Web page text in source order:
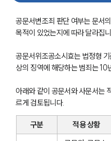
공문서변조죄 판단 여부는 문서
목적이 있었는지에 따라 달라집
공문서위조공소시효는 법정형
상의 징역에 해당하는 범죄는 10
아래와 같이 공문서와 사문서는
르게 검토됩니다.
구분 적용 상황